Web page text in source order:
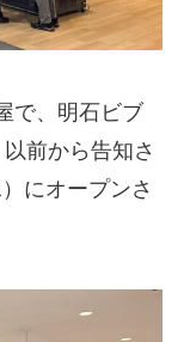
で、明石ビブ
前から告知さ
にオープンさ